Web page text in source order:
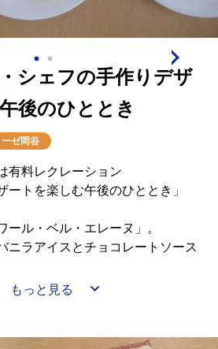
シェフの手作りデザ
後のひととき
ーゼ岡谷
料レクレーション
ートを楽しむ午後のひととき」
ール・ベル・エレーヌ」。
ニラアイスとチョコレートソース
そういうのだそうです。
ったように思いましたが
もっと見る